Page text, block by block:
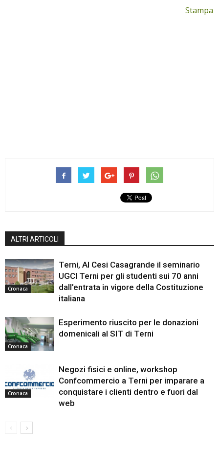
Stampa
ALTRI ARTICOLI
Cronaca
Terni, Al Cesi Casagrande il seminario
UGCI Terni per gli studenti sui 70 anni
dall’entrata in vigore della Costituzione
italiana
Cronaca
Esperimento riuscito per le donazioni
domenicali al SIT di Terni
Cronaca
Negozi fisici e online, workshop
Confcommercio a Terni per imparare a
conquistare i clienti dentro e fuori dal
web